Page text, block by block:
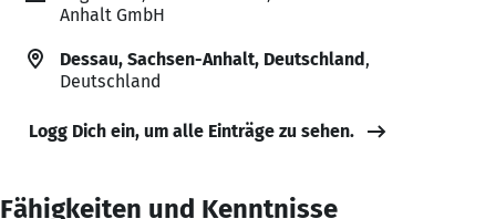
Anhalt GmbH
Dessau, Sachsen-Anhalt, Deutschland,
Deutschland
Logg Dich ein, um alle Einträge zu sehen.
Fähigkeiten und Kenntnisse